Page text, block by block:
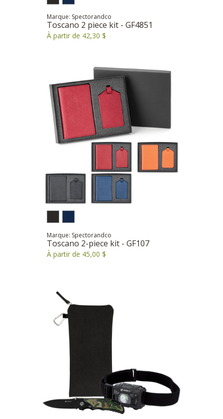
Marque: Spectorandco
Toscano 2 piece kit - GF4851
À partir de 42,30 $
Marque: Spectorandco
Toscano 2-piece kit - GF107
À partir de 45,00 $